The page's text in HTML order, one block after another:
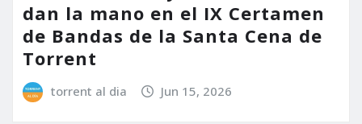
dan la mano en el IX Certamen
de Bandas de la Santa Cena de
Torrent
torrent al dia Jun 15, 2026